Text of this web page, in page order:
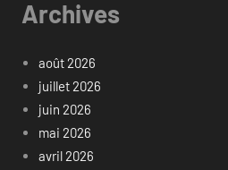
Archives
août 2026
juillet 2026
juin 2026
mai 2026
avril 2026